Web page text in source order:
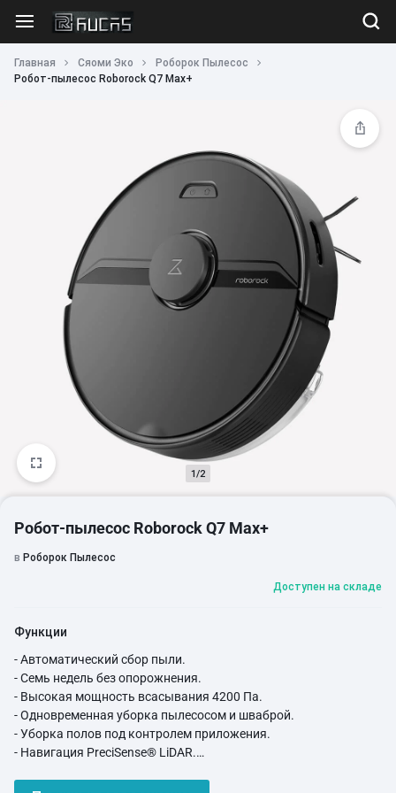
Главная Сяоми Эко
Роборок Пылесос
Робот-пылесос Roborock Q7 Max+
1/2
Робот-пылесос Roborock Q7 Max+
в Роборок Пылесос
Доступен на складе
Функции
- Автоматический сбор пыли.
- Семь недель без опорожнения.
- Высокая мощность всасывания 4200 Па.
- Одновременная уборка пылесосом и шваброй.
- Уборка полов под контролем приложения.
- Навигация PreciSense® LiDAR.
- Индивидуальные процедуры уборки.